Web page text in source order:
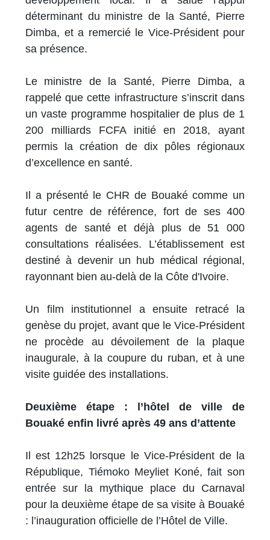
déterminant du ministre de la Santé, Pierre
Dimba, et a remercié le Vice-Président pour
sa présence.
Le ministre de la Santé, Pierre Dimba, a
rappelé que cette infrastructure s’inscrit dans
un vaste programme hospitalier de plus de 1
200 milliards FCFA initié en 2018, ayant
permis la création de dix pôles régionaux
d’excellence en santé.
Il a présenté le CHR de Bouaké comme un
futur centre de référence, fort de ses 400
agents de santé et déjà plus de 51 000
consultations réalisées. L’établissement est
destiné à devenir un hub médical régional,
rayonnant bien au-delà de la Côte d'Ivoire.
Un film institutionnel a ensuite retracé la
genèse du projet, avant que le Vice-Président
ne procède au dévoilement de la plaque
inaugurale, à la coupure du ruban, et à une
visite guidée des installations.
Deuxième étape : l’hôtel de ville de
Bouaké enfin livré après 49 ans d’attente
Il est 12h25 lorsque le Vice-Président de la
République, Tiémoko Meyliet Koné, fait son
entrée sur la mythique place du Carnaval
pour la deuxième étape de sa visite à Bouaké
: l’inauguration officielle de l’Hôtel de Ville.